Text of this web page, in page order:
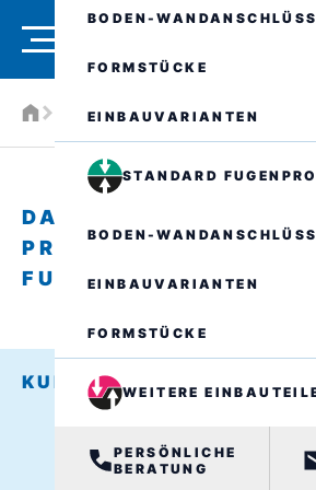
BODEN-
FORMSTÜCKE
EINBAUVARIANTEN
STANDARD
BODEN-
EINBAUVARIANTEN
FORMSTÜCKE
WEITERE
PERSÖNLICHE
BERATUNG
Produkte Wasserdichte
DAS BUCHBERGER
PROFILSYSTEM -
FUGENPROFILE
KURZE FOLIE